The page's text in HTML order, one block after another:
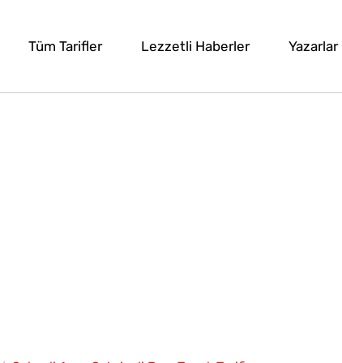
Tüm Tarifler Lezzetli Haberler Yazarlar